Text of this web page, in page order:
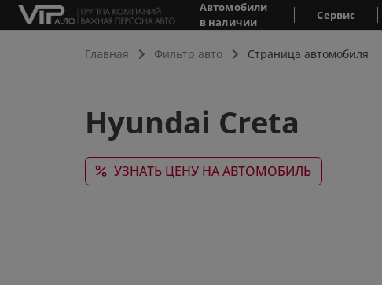
Автомобили
в наличии
Сервис
Главная Фильтр авто Страница автомобиля
Hyundai Creta
УЗНАТЬ ЦЕНУ НА АВТОМОБИЛЬ